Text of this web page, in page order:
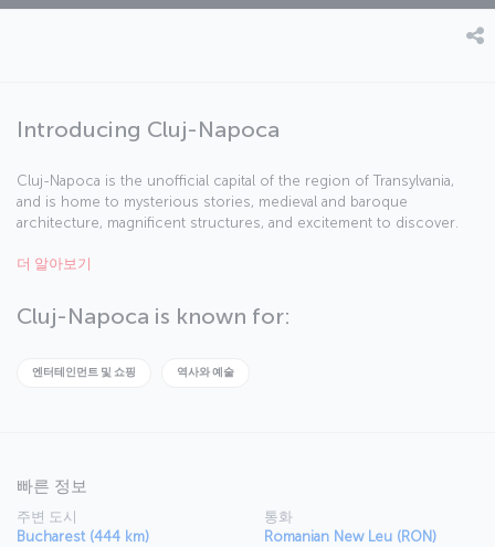
Introducing Cluj-Napoca
Cluj-Napoca is the unofficial capital of the region of Transylvania,
and is home to mysterious stories, medieval and baroque
architecture, magnificent structures, and excitement to discover.
325,000 and is in the northwest of the country, around the same
to its cafes filled with students, the city has many activities to enjoy,
including the annual Transylvania International Film Festival, the Jazz
더 알아보기
Cluj-Napoca is known for:
엔터테인먼트 및 쇼핑 역사와 예술
빠른 정보
주변 도시
Bucharest (444 km)
통화
Romanian New Leu (RON)